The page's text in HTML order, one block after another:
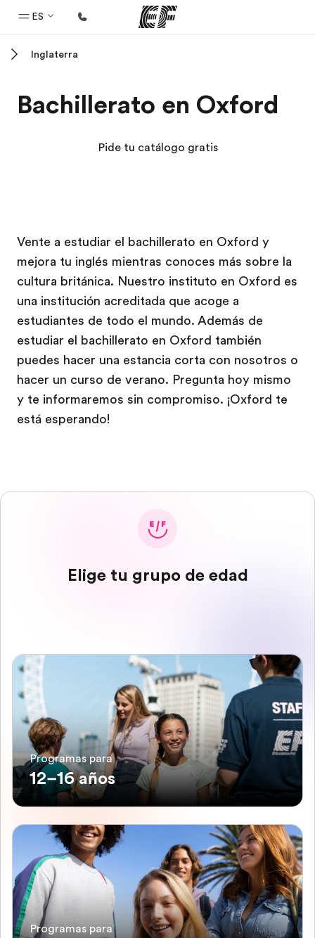
ES
Programas
Quiénes somos
Trabajos
Únete al equipo
Inglaterra
Bachillerato en Oxford
Pide tu catálogo gratis
Vente a estudiar el bachillerato en Oxford y
mejora tu inglés mientras conoces más sobre la
cultura británica. Nuestro instituto en Oxford es
una institución acreditada que acoge a
estudiantes de todo el mundo. Además de
estudiar el bachillerato en Oxford también
puedes hacer una estancia corta con nosotros o
hacer un curso de verano. Pregunta hoy mismo
y te informaremos sin compromiso. ¡Oxford te
está esperando!
Elige tu grupo de edad
Programas para
12–16 años
Programas para